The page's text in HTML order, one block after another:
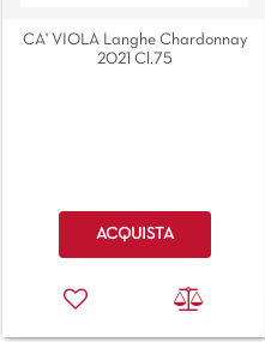
CA' VIOLA Langhe Chardonnay
2021 Cl.75
Quantità
ACQUISTA